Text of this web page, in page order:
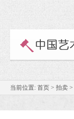
当前位置: 首页 > 拍卖 >